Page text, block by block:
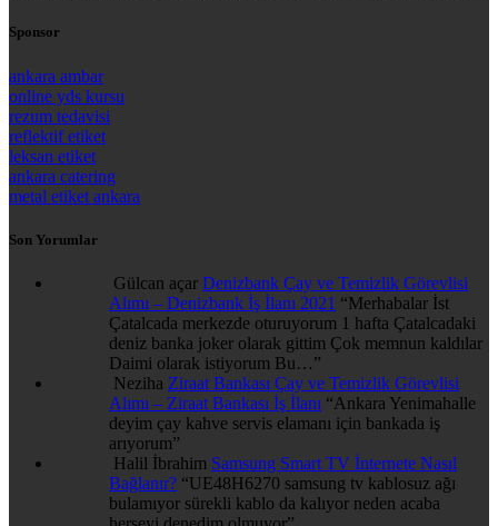
Sponsor
ankara ambar
online yds kursu
rezum tedavisi
reflektif etiket
leksan etiket
ankara catering
metal etiket ankara
Son Yorumlar
Gülcan açar Denizbank Çay ve Temizlik Görevlisi
Alımı – Denizbank İş İlanı 2021 “Merhabalar İst
Çatalcada merkezde oturuyorum 1 hafta Çatalcadaki
deniz banka joker olarak gittim Çok memnun kaldılar
Daimi olarak istiyorum Bu…”
Neziha Ziraat Bankası Çay ve Temizlik Görevlisi
Alımı – Ziraat Bankası İş İlanı “Ankara Yenimahalle
deyim çay kahve servis elamanı için bankada iş
arıyorum”
Halil İbrahim Samsung Smart TV İnternete Nasıl
Bağlanır? “UE48H6270 samsung tv kablosuz ağı
bulamıyor sürekli kablo da kalıyor neden acaba